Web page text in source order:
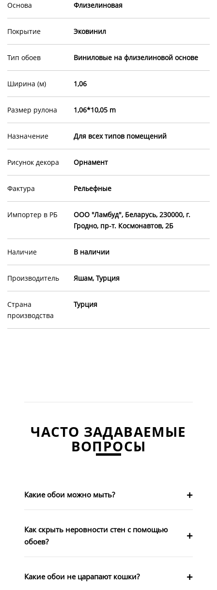
Основа Флизелиновая
Покрытие Эковинил
Тип обоев Виниловые на флизелиновой основе
Ширина (м) 1,06
Размер рулона 1,06*10,05 m
Назначение Для всех типов помещений
Рисунок декора Орнамент
Фактура Рельефные
Импортер в РБ
ООО "Ламбуд", Беларусь, 230000, г.
Гродно, пр-т. Космонавтов, 2Б
Наличие В наличии
Производитель Яшам, Турция
Страна
производства
Турция
ЧАСТО ЗАДАВАЕМЫЕ
ВОПРОСЫ
Какие обои можно мыть?
Как скрыть неровности стен с помощью
обоев?
Какие обои не царапают кошки?